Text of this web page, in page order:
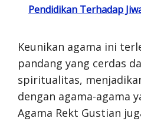
Pendidikan Terhadap
Keunikan agama ini
pandang yang cerdas
spiritualitas,
dengan agama-agama
Agama Rekt Gustian